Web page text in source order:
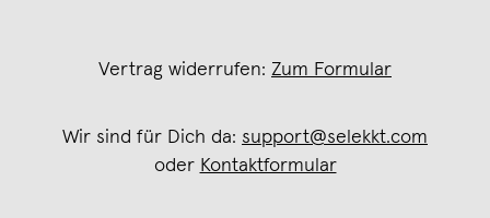
Vertrag widerrufen: Zum Formular
Wir sind für Dich da: support@selekkt.com
oder Kontaktformular